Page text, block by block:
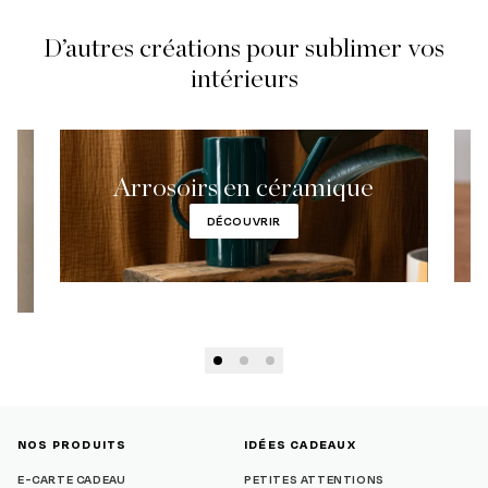
D’autres créations pour sublimer vos
intérieurs
Arrosoirs en céramique
DÉCOUVRIR
NOS PRODUITS
E-CARTE CADEAU
IDÉES CADEAUX
PETITES ATTENTIONS